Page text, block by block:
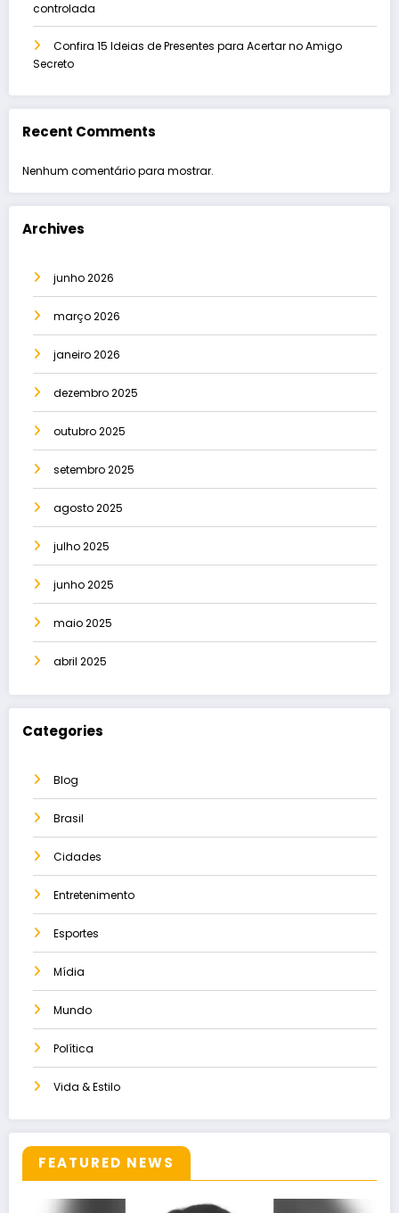
controlada
Confira 15 Ideias de Presentes para Acertar no Amigo
Secreto
Recent Comments
Nenhum comentário para mostrar.
Archives
junho 2026
março 2026
janeiro 2026
dezembro 2025
outubro 2025
setembro 2025
agosto 2025
julho 2025
junho 2025
maio 2025
abril 2025
Categories
Blog
Brasil
Cidades
Entretenimento
Esportes
Mídia
Mundo
Política
Vida & Estilo
FEATURED NEWS